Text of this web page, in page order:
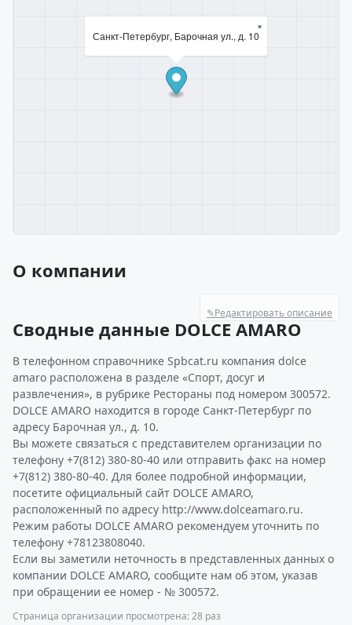
Санкт-Петербург, Барочная ул., д. 10
×
О компании
✎Редактировать описание
Сводные данные DOLCE AMARO
В телефонном справочнике Spbcat.ru компания dolce
amaro расположена в разделе «Спорт, досуг и
развлечения», в рубрике Рестораны под номером 300572.
DOLCE AMARO находится в городе Санкт-Петербург по
адресу Барочная ул., д. 10.
Вы можете связаться с представителем организации по
телефону +7(812) 380-80-40 или отправить факс на номер
+7(812) 380-80-40. Для более подробной информации,
посетите официальный сайт DOLCE AMARO,
расположенный по адресу http://www.dolceamaro.ru.
Режим работы DOLCE AMARO рекомендуем уточнить по
телефону +78123808040.
Если вы заметили неточность в представленных данных о
компании DOLCE AMARO, сообщите нам об этом, указав
при обращении ее номер - № 300572.
Страница организации просмотрена: 28 раз